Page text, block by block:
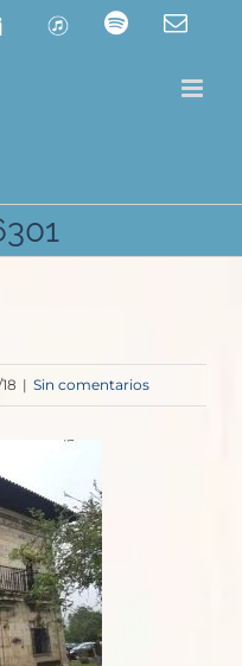
ITunes Spotify
| Sin comentarios